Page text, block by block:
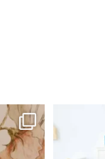
גם פריט...